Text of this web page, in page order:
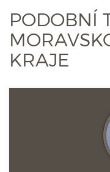
PODOBNÍ
KRAJE